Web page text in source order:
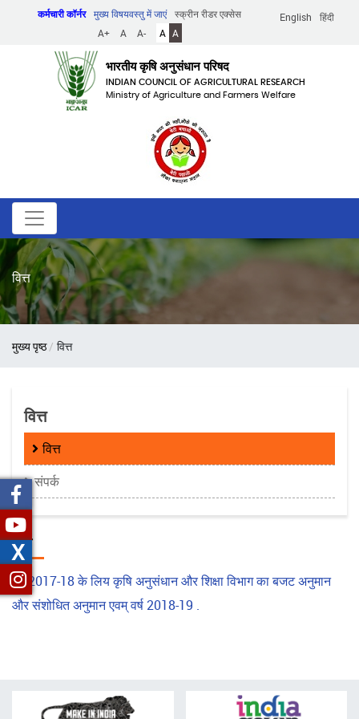
English हिंदी
कर्मचारी कॉर्नर मुख्य विषयवस्तु में जाएं
स्क्रीन रीडर एक्सेस
A+
A A- A A
भारतीय कृषि अनुसंधान परिषद
INDIAN COUNCIL OF AGRICULTURAL RESEARCH
Ministry of Agriculture and Farmers Welfare
वित्त
पग
मुख्य पृष्ठ वित्त
वित्त
वित्त
संपर्क
वित्त
वर्ष 2017-18 के लिय कृषि अनुसंधान और शिक्षा विभाग का बजट अनुमान
और संशोधित अनुमान एवम् वर्ष 2018-19 .
X